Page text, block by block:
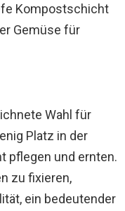
Kompostschicht
Gemüse für
Wahl für
Platz in der
pflegen und ernten.
zu fixieren,
ein bedeutender